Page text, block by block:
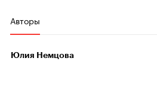
Авторы
Юлия Немцова